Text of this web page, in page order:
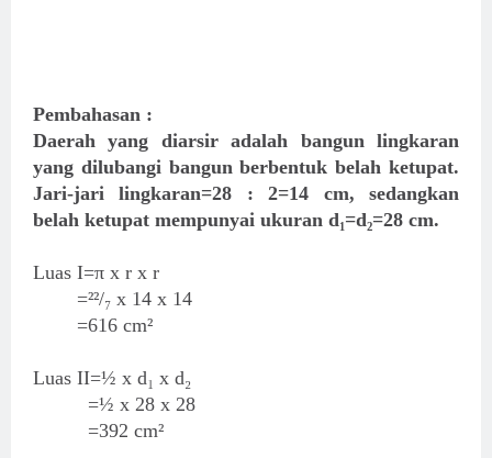
Pembahasan :
Daerah yang diarsir adalah bangun lingkaran
yang dilubangi bangun berbentuk belah ketupat.
Jari-jari lingkaran=28 : 2=14 cm, sedangkan
belah ketupat mempunyai ukuran d₁=d₂=28 cm.
Luas I=π x r x r
=²²/₇ x 14 x 14
=616 cm²
Luas II=½ x d₁ x d₂
=½ x 28 x 28
=392 cm²